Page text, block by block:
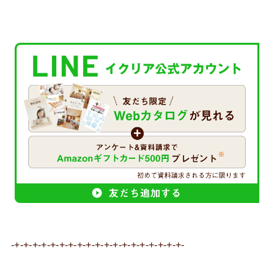
-+-+-+-+-+-+-+-+-+-+-+-+-+-+-+-+-+-+-+-